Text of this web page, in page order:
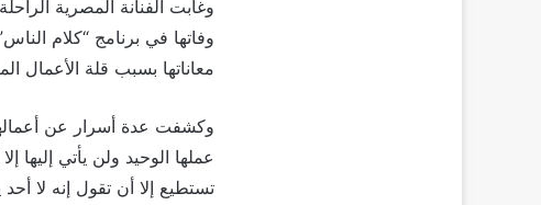
معاناتها بسبب قلة الأعمال
وكشفت عدة أسرار عن
عملها الوحيد ولن يأتي
تستطيع إلا أن تقول إنه لا